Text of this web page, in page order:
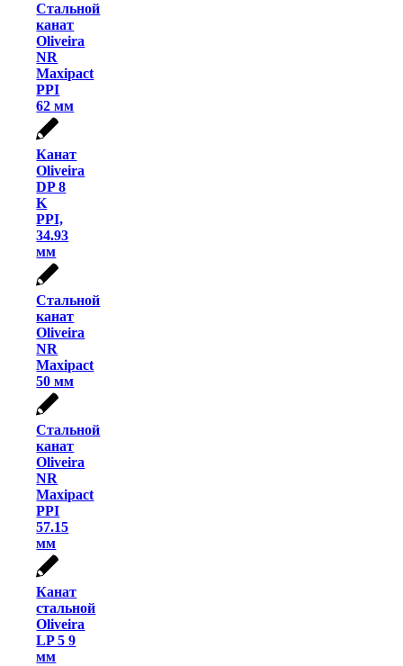
Стальной
канат
Oliveira
NR
Maxipact
PPI
62 мм
Канат
Oliveira
DP 8
K
PPI,
34.93
мм
Стальной
канат
Oliveira
NR
Maxipact
50 мм
Стальной
канат
Oliveira
NR
Maxipact
PPI
57.15
мм
Канат
стальной
Oliveira
LP 5 9
мм